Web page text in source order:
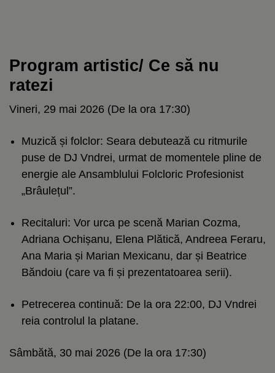
Program artistic/ Ce să nu
ratezi
Vineri, 29 mai 2026 (De la ora 17:30)
Muzică și folclor: Seara debutează cu ritmurile
puse de DJ Vndrei, urmat de momentele pline de
energie ale Ansamblului Folcloric Profesionist
„Brâulețul”.
Recitaluri: Vor urca pe scenă Marian Cozma,
Adriana Ochișanu, Elena Plătică, Andreea Feraru,
Ana Maria și Marian Mexicanu, dar și Beatrice
Băndoiu (care va fi și prezentatoarea serii).
Petrecerea continuă: De la ora 22:00, DJ Vndrei
reia controlul la platane.
Sâmbătă, 30 mai 2026 (De la ora 17:30)